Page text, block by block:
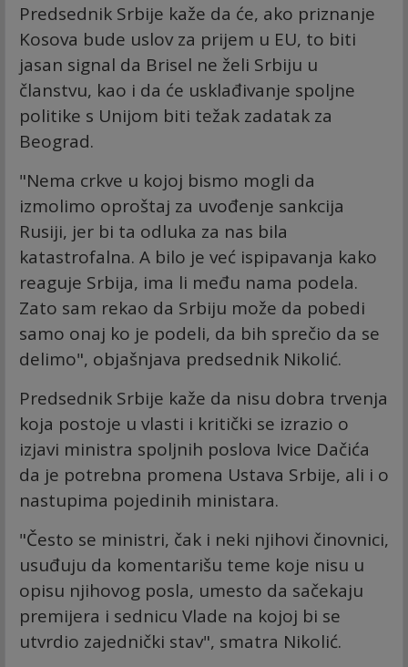
Predsednik Srbije kaže da će, ako priznanje
Kosova bude uslov za prijem u EU, to biti
jasan signal da Brisel ne želi Srbiju u
članstvu, kao i da će usklađivanje spoljne
politike s Unijom biti težak zadatak za
Beograd.
"Nema crkve u kojoj bismo mogli da
izmolimo oproštaj za uvođenje sankcija
Rusiji, jer bi ta odluka za nas bila
katastrofalna. A bilo je već ispipavanja kako
reaguje Srbija, ima li među nama podela.
Zato sam rekao da Srbiju može da pobedi
samo onaj ko je podeli, da bih sprečio da se
delimo", objašnjava predsednik Nikolić.
Predsednik Srbije kaže da nisu dobra trvenja
koja postoje u vlasti i kritički se izrazio o
izjavi ministra spoljnih poslova Ivice Dačića
da je potrebna promena Ustava Srbije, ali i o
nastupima pojedinih ministara.
"Često se ministri, čak i neki njihovi činovnici,
usuđuju da komentarišu teme koje nisu u
opisu njihovog posla, umesto da sačekaju
premijera i sednicu Vlade na kojoj bi se
utvrdio zajednički stav", smatra Nikolić.